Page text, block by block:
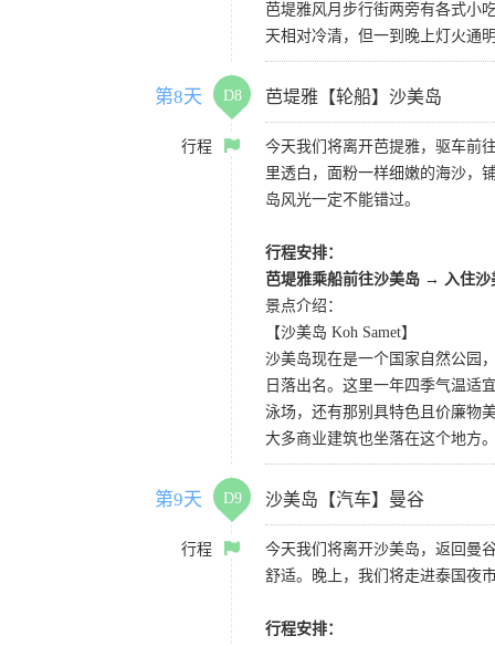
芭堤雅风月步行街两旁有各式小
天相对冷清，但一到晚上灯火通
第8天 D8 芭堤雅【轮船】沙美岛
行程
今天我们将离开芭提雅，驱车前
里透白，面粉一样细嫩的海沙，
岛风光一定不能错过。
行程安排：
芭堤雅乘船前往沙美岛 → 入住沙
景点介绍：
【沙美岛 Koh Samet】
沙美岛现在是一个国家自然公园
日落出名。这里一年四季气温适
泳场，还有那别具特色且价廉物
大多商业建筑也坐落在这个地方
第9天 D9 沙美岛【汽车】曼谷
行程
今天我们将离开沙美岛，返回曼
舒适。晚上，我们将走进泰国夜
行程安排：